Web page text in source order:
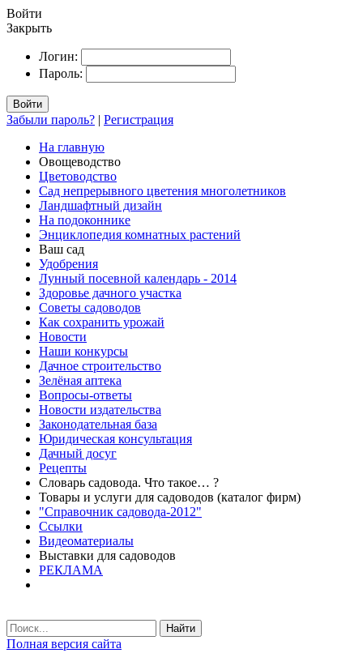
Войти
Закрыть
Логин:
Пароль:
Войти
Забыли пароль? | Регистрация
На главную
Овощеводство
Цветоводство
Сад непрерывного цветения многолетников
Ландшафтный дизайн
На подоконнике
Энциклопедия комнатных растений
Ваш сад
Удобрения
Лунный посевной календарь - 2014
Здоровье дачного участка
Советы садоводов
Как сохранить урожай
Новости
Наши конкурсы
Дачное строительство
Зелёная аптека
Вопросы-ответы
Новости издательства
Законодательная база
Юридическая консультация
Дачный досуг
Рецепты
Словарь садовода. Что такое… ?
Товары и услуги для садоводов (каталог фирм)
"Справочник садовода-2012"
Ссылки
Видеоматериалы
Выставки для садоводов
РЕКЛАМА
Найти
Полная версия сайта